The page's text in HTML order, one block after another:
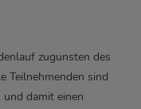
zugunsten des
Teilnehmenden sind
und damit einen